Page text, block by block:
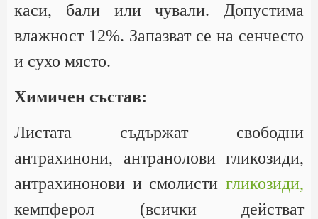
каси, бали или чували. Допустима
влажност 12%. Запазват се на сенчесто
и сухо място.
Химичен състав:
Листата съдържат свободни
антрахинони, антранолови гликозиди,
антрахинонови и смолисти гликозиди,
кемпферол (всички действат